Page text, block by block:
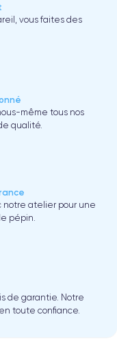
vous faites des
même tous nos
qualité.
notre atelier pour une
pépin.
de garantie. Notre
toute confiance.